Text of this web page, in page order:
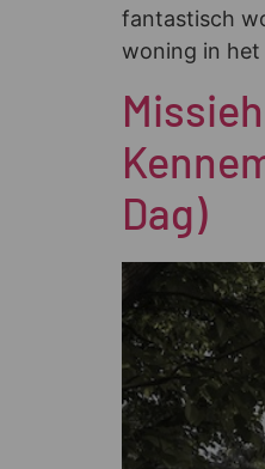
fantastisch
woning in het
Dag)